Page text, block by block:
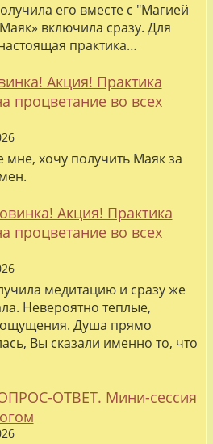
его вместе с "Магией
включила сразу. Для
практика…
Акция! Практика
процветание во всех
хочу получить Маяк за
Акция! Практика
процветание во всех
медитацию и сразу же
Невероятно теплые,
Душа прямо
Вы сказали именно то, что
ОТВЕТ. Мини-сессия